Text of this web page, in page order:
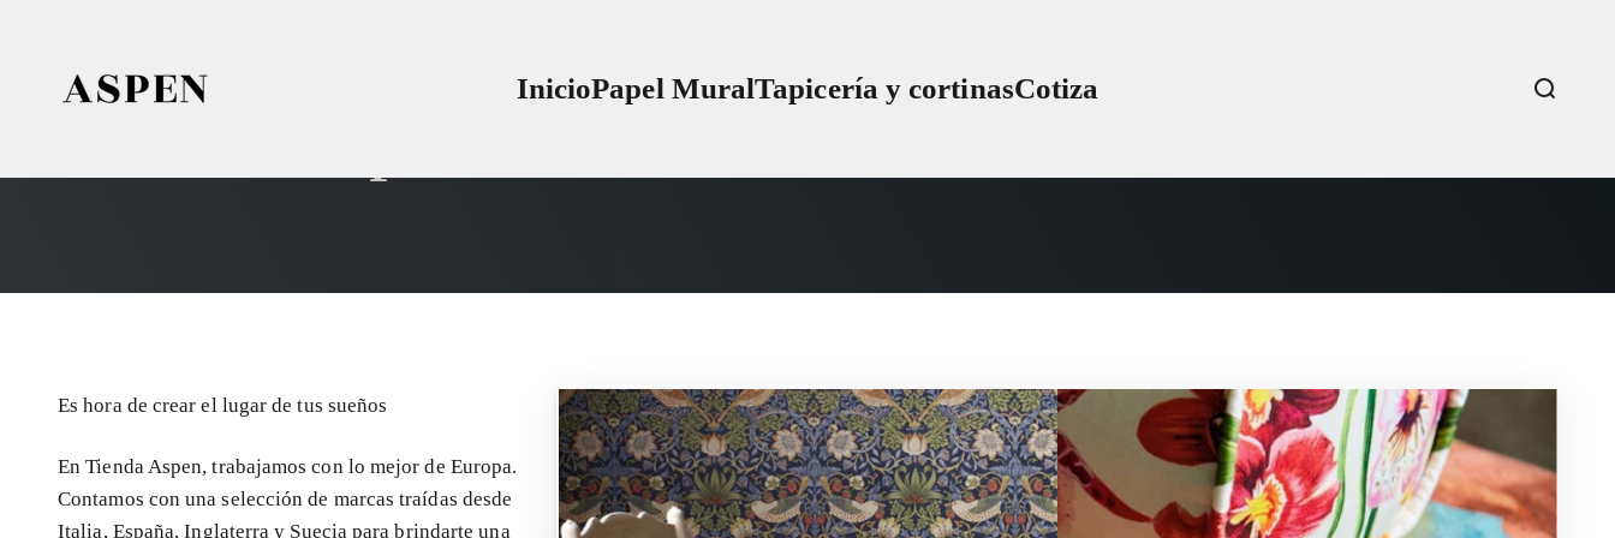
InicioPapel MuralTapicería y cortinasCotiza
Open
Es hora de crear el lugar de tus sueños
En Tienda Aspen, trabajamos con lo mejor de Europa.
Contamos con una selección de marcas traídas desde
Italia, España, Inglaterra y Suecia para brindarte una